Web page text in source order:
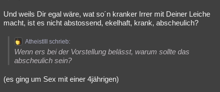
Und weils Dir egal wäre, wat so´n kranker Irrer mit Deiner Leiche
macht, ist es nicht abstossend, ekelhaft, krank, abscheulich?
AtheistIII schrieb:
Wenn ers bei der Vorstellung belässt, warum sollte das
abscheulich sein?
(es ging um Sex mit einer 4jährigen)